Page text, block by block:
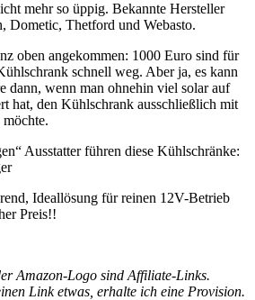
mehr so üppig. Bekannte Hersteller
Dometic, Thetford und Webasto.
oben angekommen: 1000 Euro sind für
schnell weg. Aber ja, es kann
dann, wenn man ohnehin viel solar auf
hat, den Kühlschrank ausschließlich mit
möchte.
Ausstatter führen diese Kühlschränke:
Ideallösung für reinen 12V-Betrieb
Preis!!
Amazon-Logo sind Affiliate-Links.
Link etwas, erhalte ich eine Provision.